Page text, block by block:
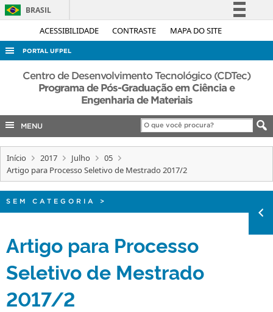
ACESSIBILIDADE CONTRASTE MAPA DO SITE
BRASIL
Simplifique!
Acesso à informação
Legislação
Canais
PORTAL UFPEL
ACESSO À INFORMAÇÃO
AUDITORIA
EDITAIS
INTERNACIONAL
Centro de Desenvolvimento Tecnológico (CDTec)
Programa de Pós-Graduação em Ciência e
Engenharia de Materiais
MENU
Início 2017 Julho
05
Artigo para Processo Seletivo de Mestrado 2017/2
SEM CATEGORIA >
Artigo para Processo
Seletivo de Mestrado
2017/2